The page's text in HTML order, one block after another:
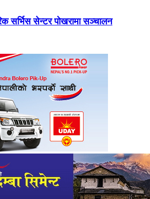
सर्भिस सेन्टर पोखरामा सञ्चालन